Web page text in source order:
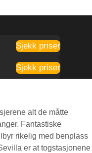
Sjekk priser
Sjekk priser
alt de måtte
Fantastiske
rikelig med benplass
er at togstasjonene